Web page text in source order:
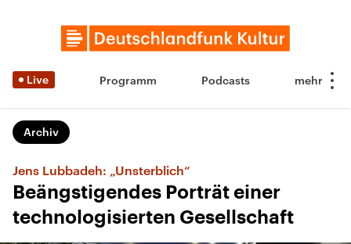
Live Programm Podcasts
Archiv
Jens Lubbadeh: „Unsterblich“
Beängstigendes Porträt einer
technologisierten Gesellschaft